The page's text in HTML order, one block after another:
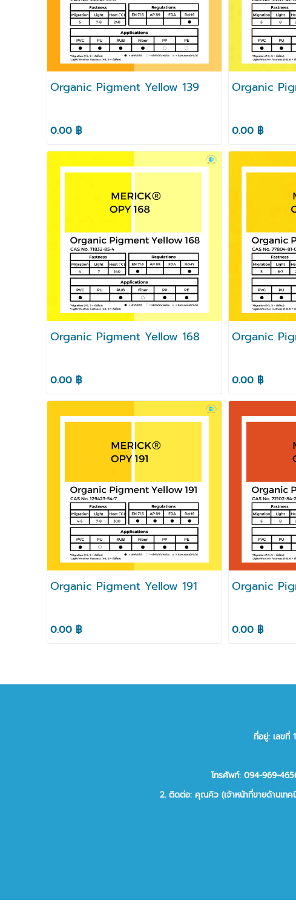
Organic Pigment Yellow 139
0.00 ฿
Organic
0.00 ฿
Organic Pigment Yellow 168
0.00 ฿
Organic
0.00 ฿
Organic Pigment Yellow 191
0.00 ฿
Organic
0.00 ฿
ที่อยู่: เลขที่
โทรศัพท์: 094-969-
2.ติดต่อ: คุณคิว (เจ้าหน้าที่ขายด้านเท